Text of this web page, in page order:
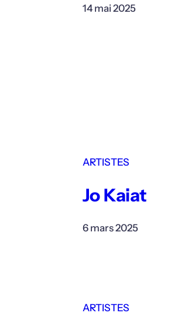
14 mai 2025
ARTISTES
Jo Kaiat
6 mars 2025
ARTISTES